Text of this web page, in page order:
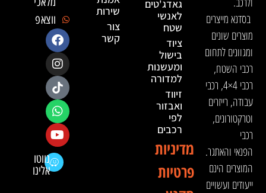
בסדנא מייצרים
מוצרים שונים
ומגוונים לתחום
רכבי השטח,
רכבי 4×4, רכבי
עבודה, רייזרים
וטרקטורונים,
רכבי
הפנאי והאתגר.
המוצרים הינם
ייעודים ועשויים
גאדג'טים
לאנשי
שטח
ציוד
בישול
ומעשנות
למדורה
זיווד
ואבזור
לפי
רכבים
מדיניות
פרטיות
שירות
צור
קשר
ווצאפ
נווטו
אלינו